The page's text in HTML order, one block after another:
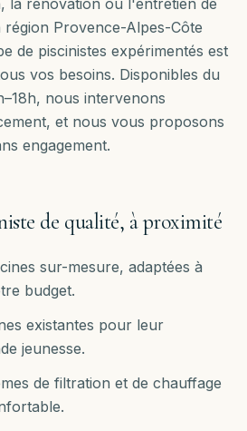
la rénovation ou l'entretien de
Provence-Alpes-Côte
de piscinistes expérimentés est
vos besoins. Disponibles du
, nous intervenons
et nous vous proposons
engagement.
de qualité, à proximité
sur-mesure, adaptées à
budget.
existantes pour leur
jeunesse.
de filtration et de chauffage